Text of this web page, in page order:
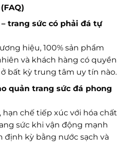
trang sức có phải đá tự
hiệu, 100% sản phẩm
và khách hàng có quyền
bất kỳ trung tâm uy tín nào.
quản trang sức đá phong
hạn chế tiếp xúc với hóa chất
sức khi vận động mạnh
định kỳ bằng nước sạch và